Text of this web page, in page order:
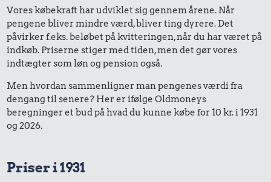
Vores købekraft har udviklet sig gennem årene. Når
pengene bliver mindre værd, bliver ting dyrere. Det
påvirker f.eks. beløbet på kvitteringen, når du har været på
indkøb. Priserne stiger med tiden, men det gør vores
indtægter som løn og pension også.
Men hvordan sammenligner man pengenes værdi fra
dengang til senere? Her er ifølge Oldmoneys
beregninger et bud på hvad du kunne købe for 10 kr. i 1931
og 2026.
Priser i 1931